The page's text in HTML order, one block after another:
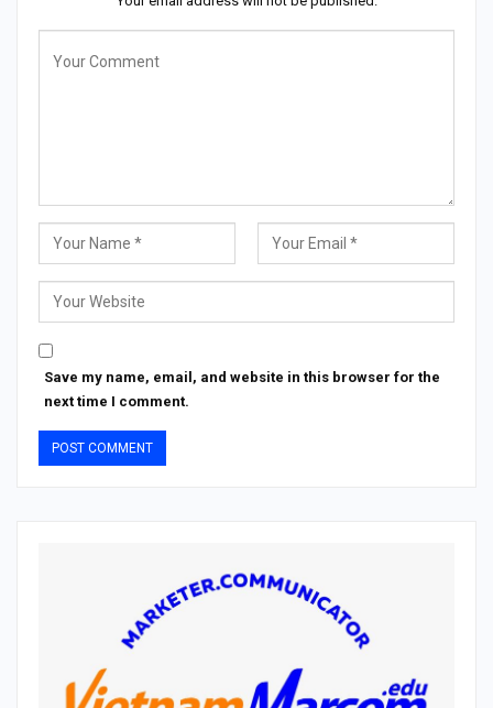
Save my name, email, and website in this browser for the
next time I comment.